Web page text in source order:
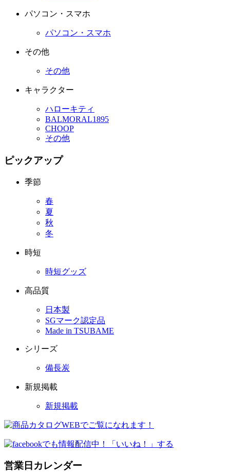
パソコン・スマホ
パソコン・スマホ
その他
その他
キャラクター
ハローキティ
BALMORAL1895
CHOOP
その他
ピックアップ
季節
春
夏
秋
冬
時短
時短グッズ
高品質
日本製
SGマーク認定品
Made in TSUBAME
シリーズ
備長炭
新規掲載
新規掲載
営業日カレンダー